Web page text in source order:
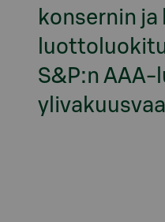
konsernin
S&P:n